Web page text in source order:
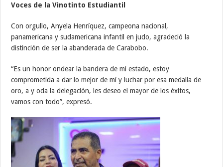
Voces de la Vinotinto Estudiantil
Con orgullo, Anyela Henríquez, campeona nacional,
panamericana y sudamericana infantil en judo, agradeció la
distinción de ser la abanderada de Carabobo.
“Es un honor ondear la bandera de mi estado, estoy
comprometida a dar lo mejor de mí y luchar por esa medalla de
oro, a y oda la delegación, les deseo el mayor de los éxitos,
vamos con todo”, expresó.